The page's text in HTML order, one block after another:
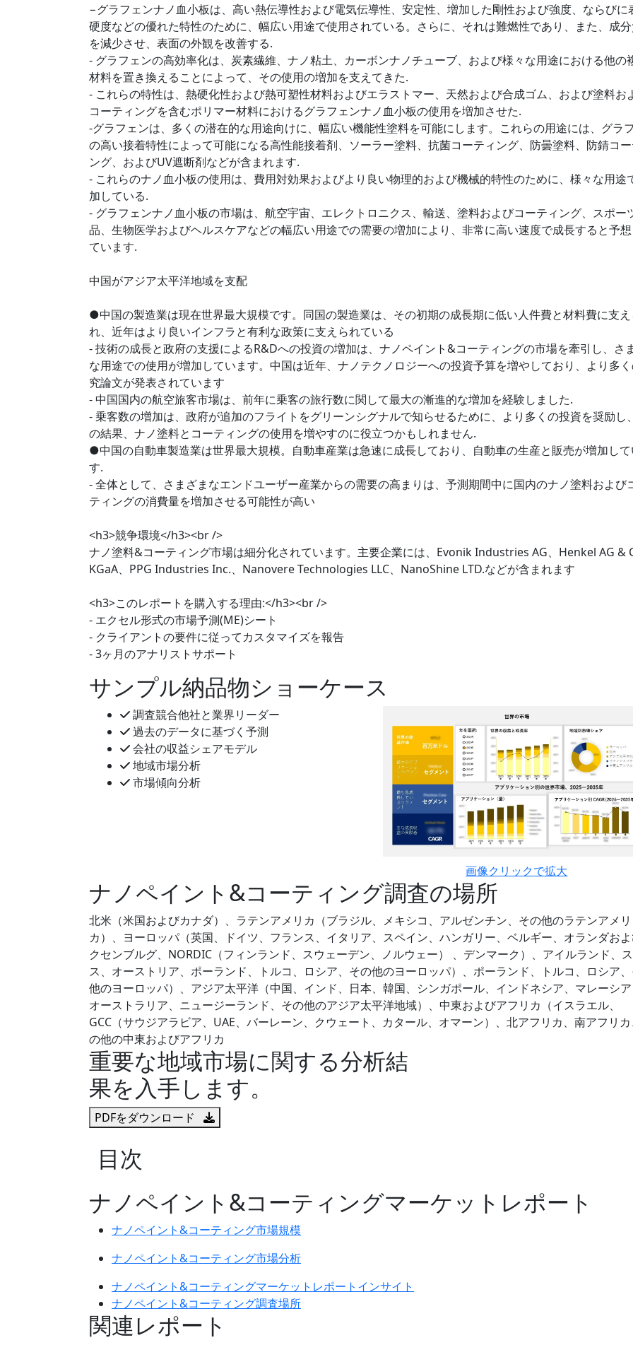
−グラフェンナノ血小板は、高い熱伝導性および電気伝導性、安定性、増加した剛性および強度、ならびに
硬度などの優れた特性のために、幅広い用途で使用されている。さらに、それは難燃性であり、また、成
を減少させ、表面の外観を改善する.
- グラフェンの高効率化は、炭素繊維、ナノ粘土、カーボンナノチューブ、および様々な用途における他の
材料を置き換えることによって、その使用の増加を支えてきた.
- これらの特性は、熱硬化性および熱可塑性材料およびエラストマー、天然および合成ゴム、および塗料お
コーティングを含むポリマー材料におけるグラフェンナノ血小板の使用を増加させた.
-グラフェンは、多くの潜在的な用途向けに、幅広い機能性塗料を可能にします。これらの用途には、グラ
の高い接着特性によって可能になる高性能接着剤、ソーラー塗料、抗菌コーティング、防曇塗料、防錆コー
ング、およびUV遮断剤などが含まれます.
- これらのナノ血小板の使用は、費用対効果およびより良い物理的および機械的特性のために、様々な用途
加している.
- グラフェンナノ血小板の市場は、航空宇宙、エレクトロニクス、輸送、塗料およびコーティング、スポー
品、生物医学およびヘルスケアなどの幅広い用途での需要の増加により、非常に高い速度で成長すると予
ています.
中国がアジア太平洋地域を支配
●中国の製造業は現在世界最大規模です。同国の製造業は、その初期の成長期に低い人件費と材料費に支え
れ、近年はより良いインフラと有利な政策に支えられている
- 技術の成長と政府の支援によるR&Dへの投資の増加は、ナノペイント&コーティングの市場を牽引し、さ
な用途での使用が増加しています。中国は近年、ナノテクノロジーへの投資予算を増やしており、より多
究論文が発表されています
- 中国国内の航空旅客市場は、前年に乗客の旅行数に関して最大の漸進的な増加を経験しました.
- 乗客数の増加は、政府が追加のフライトをグリーンシグナルで知らせるために、より多くの投資を奨励し
の結果、ナノ塗料とコーティングの使用を増やすのに役立つかもしれません.
●中国の自動車製造業は世界最大規模。自動車産業は急速に成長しており、自動車の生産と販売が増加して
す.
- 全体として、さまざまなエンドユーザー産業からの需要の高まりは、予測期間中に国内のナノ塗料および
ティングの消費量を増加させる可能性が高い
<h3>競争環境</h3><br />
ナノ塗料&コーティング市場は細分化されています。主要企業には、Evonik Industries AG、Henkel AG &
KGaA、PPG Industries Inc.、Nanovere Technologies LLC、NanoShine LTD.などが含まれます
<h3>このレポートを購入する理由:</h3><br />
- エクセル形式の市場予測(ME)シート
- クライアントの要件に従ってカスタマイズを報告
- 3ヶ月のアナリストサポート
サンプル納品物ショーケース
調査競合他社と業界リーダー
過去のデータに基づく予測
会社の収益シェアモデル
地域市場分析
市場傾向分析
画像クリックで拡大
ナノペイント&コーティング調査の場所
北米（米国およびカナダ）、ラテンアメリカ（ブラジル、メキシコ、アルゼンチン、その他のラテンアメリ
カ）、ヨーロッパ（英国、ドイツ、フランス、イタリア、スペイン、ハンガリー、ベルギー、オランダお
クセンブルグ、NORDIC（フィンランド、スウェーデン、ノルウェー） 、デンマーク）、アイルランド、
ス、オーストリア、ポーランド、トルコ、ロシア、その他のヨーロッパ）、ポーランド、トルコ、ロシア
他のヨーロッパ）、アジア太平洋（中国、インド、日本、韓国、シンガポール、インドネシア、マレーシア
オーストラリア、ニュージーランド、その他のアジア太平洋地域）、中東およびアフリカ（イスラエル、
GCC（サウジアラビア、UAE、バーレーン、クウェート、カタール、オマーン）、北アフリカ、南アフリ
の他の中東およびアフリカ
重要な地域市場に関する分析結
果を入手します。
PDFをダウンロード
目次
ナノペイント&コーティングマーケットレポート
ナノペイント&コーティング市場規模
ナノペイント&コーティング市場分析
ナノペイント&コーティングマーケットレポートインサイト
ナノペイント&コーティング調査場所
関連レポート